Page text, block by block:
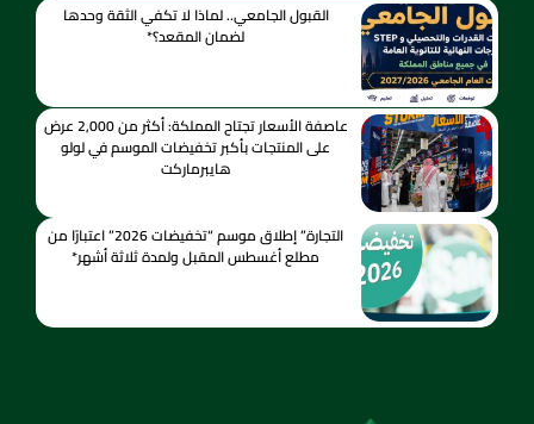
القبول الجامعي.. لماذا لا تكفي الثقة وحدها
لضمان المقعد؟*
عاصفة الأسعار تجتاح المملكة: أكثر من 2,000 عرض
على المنتجات بأكبر تخفيضات الموسم في لولو
هايبرماركت
التجارة” إطلاق موسم “تخفيضات 2026” اعتبارًا من
مطلع أغسطس المقبل ولمدة ثلاثة أشهر*